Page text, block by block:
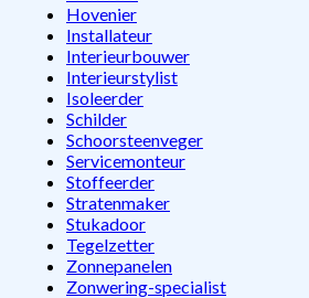
Hovenier
Installateur
Interieurbouwer
Interieurstylist
Isoleerder
Schilder
Schoorsteenveger
Servicemonteur
Stoffeerder
Stratenmaker
Stukadoor
Tegelzetter
Zonnepanelen
Zonwering-specialist